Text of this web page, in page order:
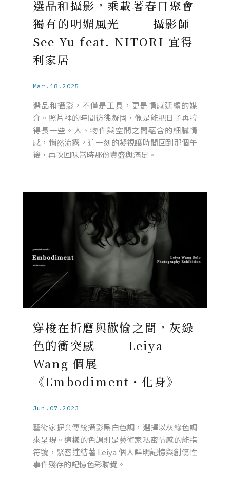
選品和攝影，乘載著春日聚會
獨有的明媚風光 ── 攝影師
See Yu feat. NITORI 宜得
利家居
Mar.18.2025
選品和攝影，不僅是工具，更是情感延續的媒
介。照片裡的時間彷彿凝固，像是能把日子再拉
得長一些。人、物件與空間之間蘊含的細膩情
感，悄然流露，這一刻的凝視讓時間回到那個午
後，再次回味當時那份豐盛與滿足。
穿梭在折磨與歡愉之間，灰綠
色的衝突感 ── Leiya
Wang 個展
《Embodiment・化身》
Jun.07.2023
藝術家摒棄傳統攝影黑白色調，選擇以灰綠色調
來呈現。這樣的色調則是藝術家私密情感的能指
符號，緊密連結著 Leiya 個人鮮明記憶與創傷性
事件殘存的記憶色彩聯覺。